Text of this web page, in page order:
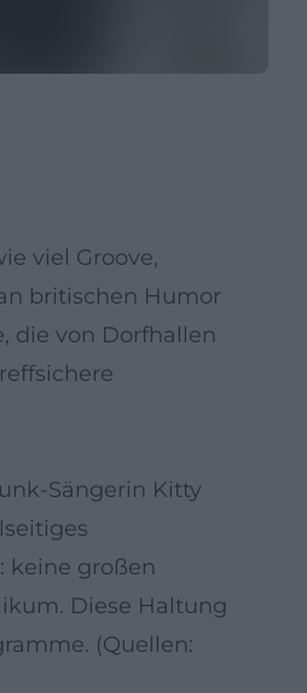
viel Groove,
britischen Humor
die von Dorfhallen
Sängerin Kitty
keine großen
Diese Haltung
(Quellen: